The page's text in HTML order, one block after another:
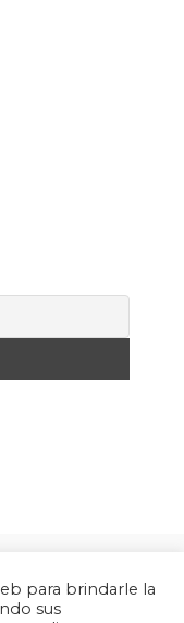
los derechos
para brindarle la
sus